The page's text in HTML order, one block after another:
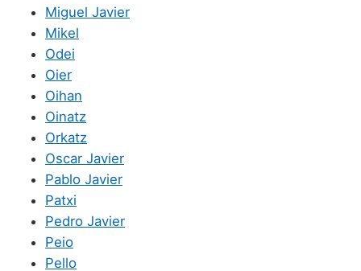
Miguel Javier
Mikel
Odei
Oier
Oihan
Oinatz
Orkatz
Oscar Javier
Pablo Javier
Patxi
Pedro Javier
Peio
Pello